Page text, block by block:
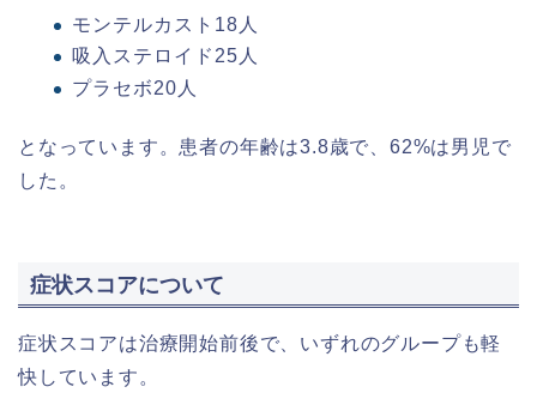
モンテルカスト18人
吸入ステロイド25人
プラセボ20人
となっています。患者の年齢は3.8歳で、62%は男児で
した。
症状スコアについて
症状スコアは治療開始前後で、いずれのグループも軽
快しています。